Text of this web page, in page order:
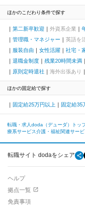
ほかのこだわり条件で探す
第二新卒歓迎 外資系企業
管理職・マネジャー
英語を
服装自由
女性活躍 社宅・
退職金制度
残業20時間未満
原則定時退社
海外出張あり
ほかの固定給で探す
固定給25万円以上 固定給35
転職・求人doda（デューダ）トッ
療系サービス介護・福祉関連サービ
転職サイト dodaをシェア
ヘルプ
拠点一覧
免責事項